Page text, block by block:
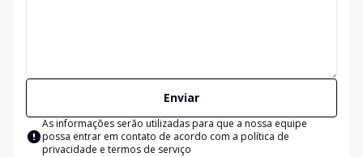
Enviar
As informações serão utilizadas para que a nossa equipe
possa entrar em contato de acordo com a política de
privacidade e termos de serviço